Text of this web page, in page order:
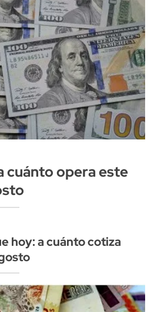
cuánto opera este
hoy: a cuánto cotiza